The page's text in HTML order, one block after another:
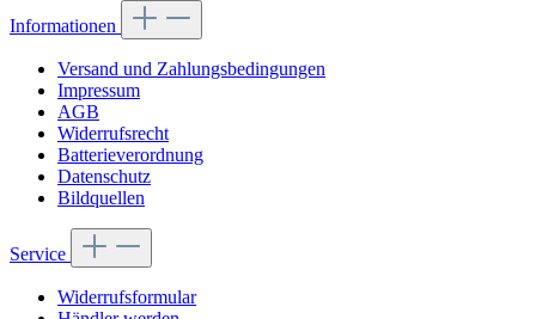
Informationen
Versand und Zahlungsbedingungen
Impressum
AGB
Widerrufsrecht
Batterieverordnung
Datenschutz
Bildquellen
Service
Widerrufsformular